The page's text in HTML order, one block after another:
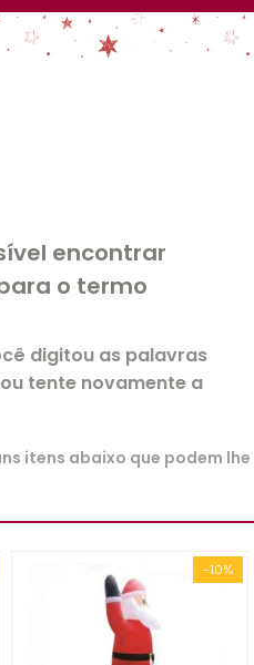
encontrar
o termo
digitou as palavras
tente novamente a
itens abaixo que podem lhe
-10%